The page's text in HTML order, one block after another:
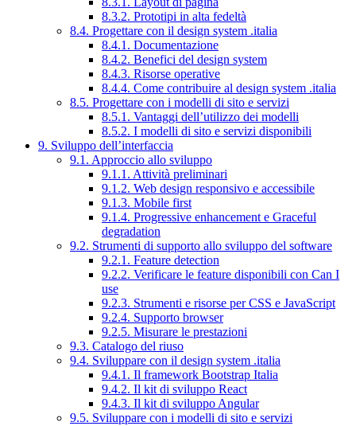
8.3.2. Prototipi in alta fedeltà
8.4. Progettare con il design system .italia
8.4.1. Documentazione
8.4.2. Benefici del design system
8.4.3. Risorse operative
8.4.4. Come contribuire al design system .italia
8.5. Progettare con i modelli di sito e servizi
8.5.1. Vantaggi dell’utilizzo dei modelli
8.5.2. I modelli di sito e servizi disponibili
9. Sviluppo dell’interfaccia
9.1. Approccio allo sviluppo
9.1.1. Attività preliminari
9.1.2. Web design responsivo e accessibile
9.1.3. Mobile first
9.1.4. Progressive enhancement e Graceful
degradation
9.2. Strumenti di supporto allo sviluppo del software
9.2.1. Feature detection
9.2.2. Verificare le feature disponibili con Can I
use
9.2.3. Strumenti e risorse per CSS e JavaScript
9.2.4. Supporto browser
9.2.5. Misurare le prestazioni
9.3. Catalogo del riuso
9.4. Sviluppare con il design system .italia
9.4.1. Il framework Bootstrap Italia
9.4.2. Il kit di sviluppo React
9.4.3. Il kit di sviluppo Angular
9.5. Sviluppare con i modelli di sito e servizi